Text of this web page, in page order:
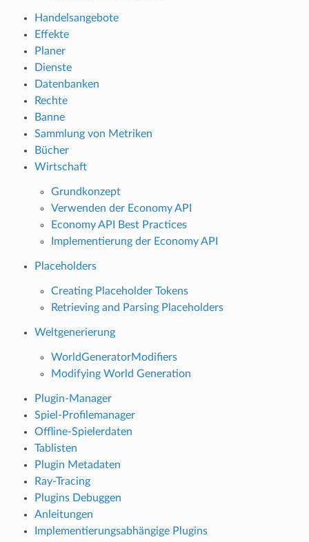
Handelsangebote
Effekte
Planer
Dienste
Datenbanken
Rechte
Banne
Sammlung von Metriken
Bücher
Wirtschaft
Grundkonzept
Verwenden der Economy API
Economy API Best Practices
Implementierung der Economy API
Placeholders
Creating Placeholder Tokens
Retrieving and Parsing Placeholders
Weltgenerierung
WorldGeneratorModifiers
Modifying World Generation
Plugin-Manager
Spiel-Profilemanager
Offline-Spielerdaten
Tablisten
Plugin Metadaten
Ray-Tracing
Plugins Debuggen
Anleitungen
Implementierungsabhängige Plugins